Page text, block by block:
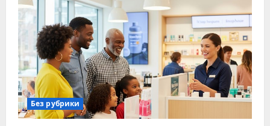
Без рубрики